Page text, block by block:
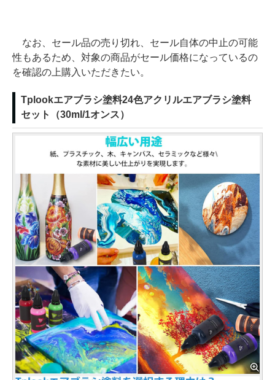
なお、セール品の売り切れ、セール自体の中止の可能
性もあるため、対象の商品がセール価格になっているの
を確認の上購入いただきたい。
Tplookエアブラシ塗料24色アクリルエアブラシ塗料
セット（30ml/1オンス）